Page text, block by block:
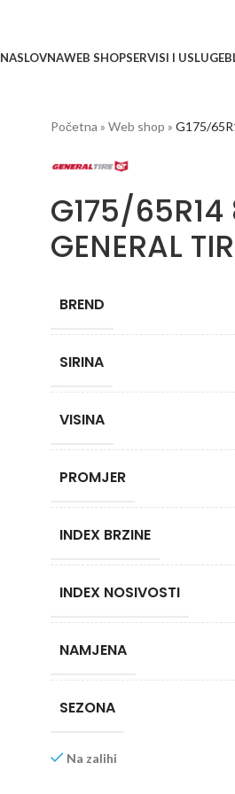
NASLOVNAWEB SHOPSERVISI I USLUGE
Početna » Web shop » G175/
G175/
GENERAL
BREND
SIRINA
VISINA
PROMJER
INDEX BRZINE
INDEX NOSIVOSTI
NAMJENA
SEZONA
Na zalihi